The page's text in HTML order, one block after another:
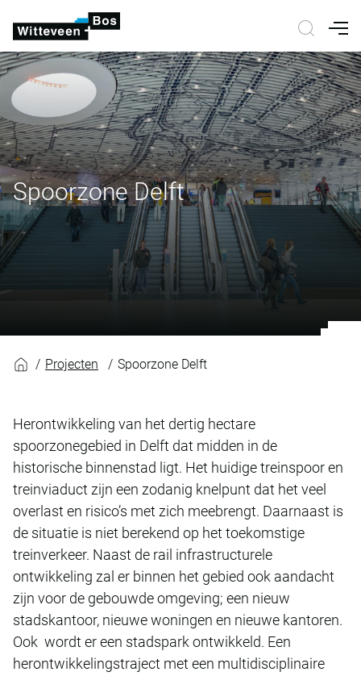
Spoorzone Delft
Projecten Spoorzone Delft
Herontwikkeling van het dertig hectare
spoorzonegebied in Delft dat midden in de
historische binnenstad ligt. Het huidige treinspoor en
treinviaduct zijn een zodanig knelpunt dat het veel
overlast en risico’s met zich meebrengt. Daarnaast is
de situatie is niet berekend op het toekomstige
treinverkeer. Naast de rail infrastructurele
ontwikkeling zal er binnen het gebied ook aandacht
zijn voor de gebouwde omgeving; een nieuw
stadskantoor, nieuwe woningen en nieuwe kantoren.
Ook wordt er een stadspark ontwikkeld. Een
herontwikkelingstraject met een multidisciplinaire